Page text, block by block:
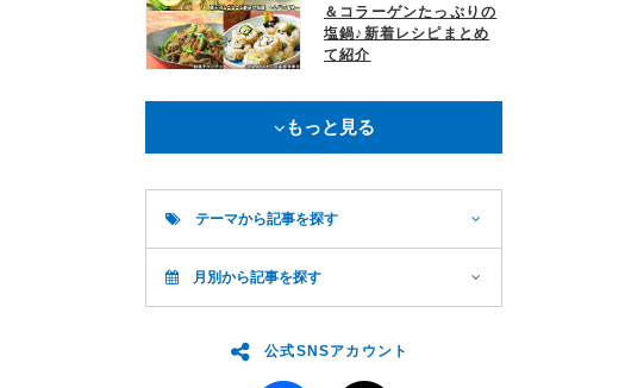
＆コラーゲンたっぷりの
塩鍋♪新着レシピまとめ
て紹介
もっと見る
テーマから記事を探す
月別から記事を探す
公式SNSアカウント